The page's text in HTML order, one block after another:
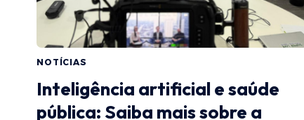
NOTÍCIAS
Inteligência artificial e saúde
pública: Saiba mais sobre a